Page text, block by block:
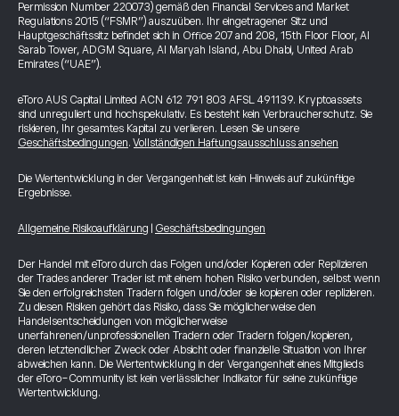
Permission Number 220073) gemäß den Financial Services and Market
Regulations 2015 (“FSMR”) auszuüben. Ihr eingetragener Sitz und
Hauptgeschäftssitz befindet sich in Office 207 and 208, 15th Floor Floor, Al
Sarab Tower, ADGM Square, Al Maryah Island, Abu Dhabi, United Arab
Emirates (“UAE”).
eToro AUS Capital Limited ACN 612 791 803 AFSL 491139. Kryptoassets
sind unreguliert und hochspekulativ. Es besteht kein Verbraucherschutz. Sie
riskieren, Ihr gesamtes Kapital zu verlieren. Lesen Sie unsere
Geschäftsbedingungen.Vollständigen Haftungsausschluss ansehen
Die Wertentwicklung in der Vergangenheit ist kein Hinweis auf zukünftige
Ergebnisse.
Allgemeine Risikoaufklärung Geschäftsbedingungen
Der Handel mit eToro durch das Folgen und/oder Kopieren oder Replizieren
der Trades anderer Trader ist mit einem hohen Risiko verbunden, selbst wenn
Sie den erfolgreichsten Tradern folgen und/oder sie kopieren oder replizieren.
Zu diesen Risiken gehört das Risiko, dass Sie möglicherweise den
Handelsentscheidungen von möglicherweise
unerfahrenen/unprofessionellen Tradern oder Tradern folgen/kopieren,
deren letztendlicher Zweck oder Absicht oder finanzielle Situation von Ihrer
abweichen kann. Die Wertentwicklung in der Vergangenheit eines Mitglieds
der eToro-Community ist kein verlässlicher Indikator für seine zukünftige
Wertentwicklung.